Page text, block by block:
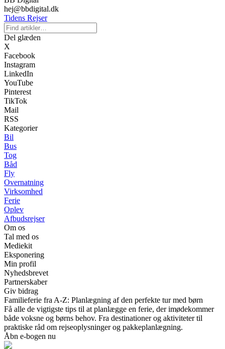
hej@bbdigital.dk
Tidens Rejser
Del glæden
X
Facebook
Instagram
LinkedIn
YouTube
Pinterest
TikTok
Mail
RSS
Kategorier
Bil
Bus
Tog
Båd
Fly
Overnatning
Virksomhed
Ferie
Oplev
Afbudsrejser
Om os
Tal med os
Mediekit
Eksponering
Min profil
Nyhedsbrevet
Partnerskaber
Giv bidrag
Familieferie fra A-Z: Planlægning af den perfekte tur med børn
Få alle de vigtigste tips til at planlægge en ferie, der imødekommer
både voksne og børns behov. Fra destinationer og aktiviteter til
praktiske råd om rejseoplysninger og pakkeplanlægning.
Åbn e-bogen nu